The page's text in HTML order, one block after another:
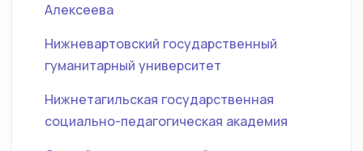
Алексеева
Нижневартовский государственный
гуманитарный университет
Нижнетагильская государственная
социально-педагогическая академия